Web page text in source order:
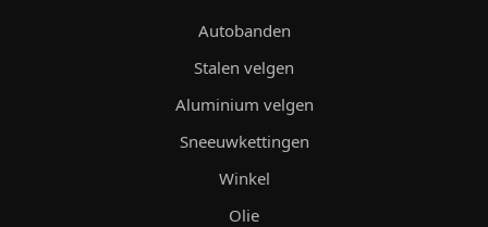
Autobanden
Stalen velgen
Aluminium velgen
Sneeuwkettingen
Winkel
Olie